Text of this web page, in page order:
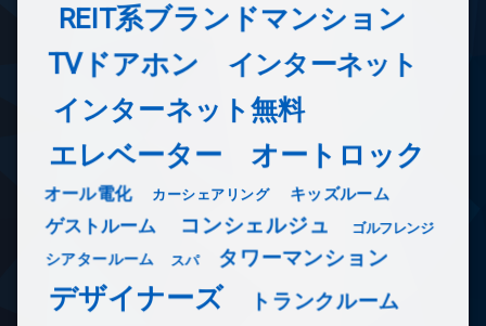
REIT系ブランドマンション
TVドアホン
インターネット
インターネット無料
エレベーター オートロック
オール電化 カーシェアリング キッズルーム
ゲストルーム コンシェルジュ ゴルフレンジ
シアタールーム スパ タワーマンション
デザイナーズ トランクルーム